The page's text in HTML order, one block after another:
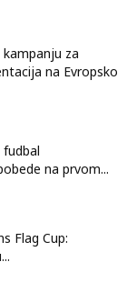
za
na Evropsko
na prvom...
Flag Cup: